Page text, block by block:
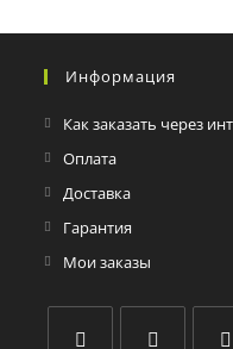
Информация
Как заказать через
Оплата
Доставка
Гарантия
Мои заказы